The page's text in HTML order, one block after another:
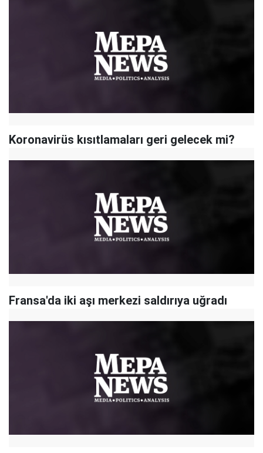
Koronavirüs kısıtlamaları geri gelecek mi?
Fransa'da iki aşı merkezi saldırıya uğradı